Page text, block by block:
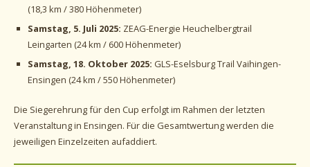
(18,3 km / 380 Höhenmeter)
Samstag, 5. Juli 2025: ZEAG-Energie Heuchelbergtrail
Leingarten (24 km / 600 Höhenmeter)
Samstag, 18. Oktober 2025: GLS-Eselsburg Trail Vaihingen-
Ensingen (24 km / 550 Höhenmeter)
Die Siegerehrung für den Cup erfolgt im Rahmen der letzten
Veranstaltung in Ensingen. Für die Gesamtwertung werden die
jeweiligen Einzelzeiten aufaddiert.